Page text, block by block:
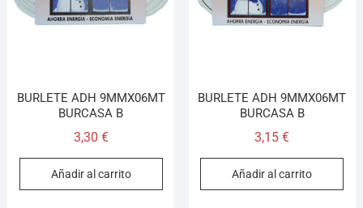
BURLETE ADH 9MMX06MT
BURCASA B
3,30 €
Añadir al carrito
BURLETE ADH 9MMX06MT
BURCASA B
3,15€
Añadir al carrito